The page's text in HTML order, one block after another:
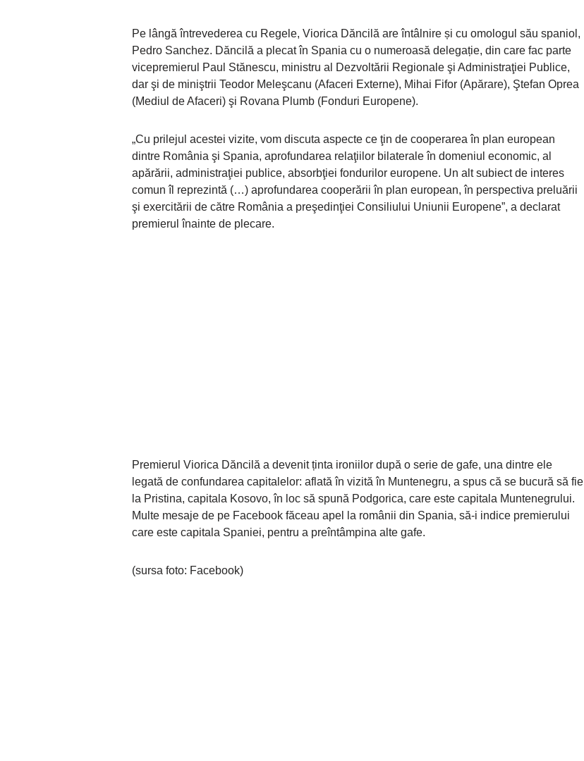
Pe lângă întrevederea cu Regele, Viorica Dăncilă are întâlnire și cu omologul său spaniol,
Pedro Sanchez. Dăncilă a plecat în Spania cu o numeroasă delegație, din care fac parte
vicepremierul Paul Stănescu, ministru al Dezvoltării Regionale şi Administraţiei Publice,
dar şi de miniştrii Teodor Meleşcanu (Afaceri Externe), Mihai Fifor (Apărare), Ştefan Oprea
(Mediul de Afaceri) şi Rovana Plumb (Fonduri Europene).
„Cu prilejul acestei vizite, vom discuta aspecte ce ţin de cooperarea în plan european
dintre România şi Spania, aprofundarea relaţiilor bilaterale în domeniul economic, al
apărării, administraţiei publice, absorbţiei fondurilor europene. Un alt subiect de interes
comun îl reprezintă (…) aprofundarea cooperării în plan european, în perspectiva preluării
şi exercitării de către România a preşedinţiei Consiliului Uniunii Europene”, a declarat
premierul înainte de plecare.
Premierul Viorica Dăncilă a devenit ținta ironiilor după o serie de gafe, una dintre ele
legată de confundarea capitalelor: aflată în vizită în Muntenegru, a spus că se bucură să fie
la Pristina, capitala Kosovo, în loc să spună Podgorica, care este capitala Muntenegrului.
Multe mesaje de pe Facebook făceau apel la românii din Spania, să-i indice premierului
care este capitala Spaniei, pentru a preîntâmpina alte gafe.
(sursa foto: Facebook)